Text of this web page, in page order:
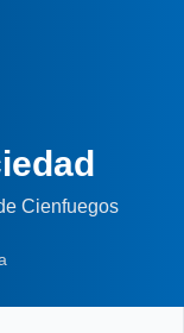
Cienfuegos